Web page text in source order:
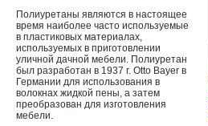
Полиуретаны являются в настоящее
время наиболее часто используемые
в пластиковых материалах,
используемых в приготовлении
уличной дачной мебели. Полиуретан
был разработан в 1937 г. Otto Bayer в
Германии для использования в
волокнах жидкой пены, а затем
преобразован для изготовления
мебели.